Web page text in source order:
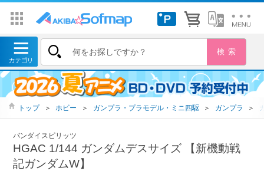
トップ ＞ ホビー ＞ ガンプラ・プラモデル・ミニ四駆 ＞ ガンプラ ＞
バンダイスピリッツ
HGAC 1/144 ガンダムデスサイズ 【新機動戦
記ガンダムW】